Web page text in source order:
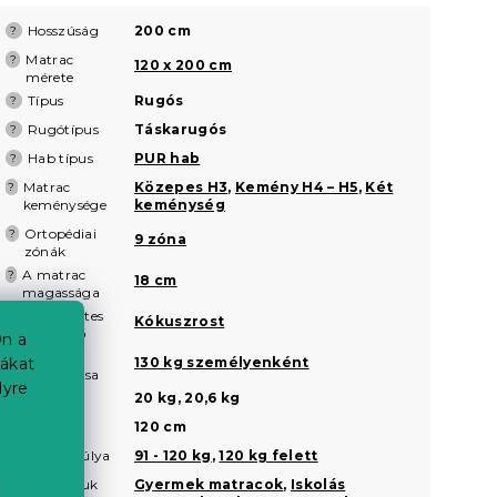
a
? Hosszúság 200 cm
?
Matrac
mérete
120 x 200 cm
? Típus Rugós
? Rugótípus Táskarugós
? Hab típus PUR hab
?
Matrac
keménysége
Közepes H3, Kemény H4 – H5, Két
keménység
?
Ortopédiai
zónák
9 zóna
?
A matrac
magassága
18 cm
Természetes
összetevő
Kókuszrost
?
Matrac
teherbírása
130 kg személyenként
Súly
20 kg, 20,6 kg
120 cm
Az Ön súlya 91 - 120 kg ,120 kg felett
Javasoljuk Gyermek matracok, Iskolás